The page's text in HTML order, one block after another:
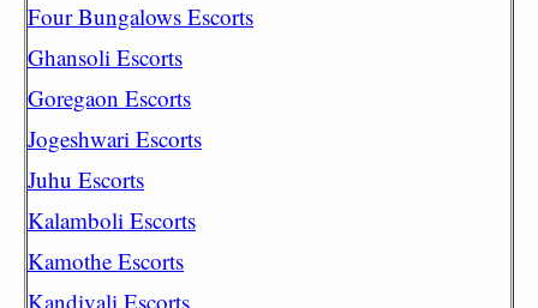
Four Bungalows Escorts
Ghansoli Escorts
Goregaon Escorts
Jogeshwari Escorts
Juhu Escorts
Kalamboli Escorts
Kamothe Escorts
Kandivali Escorts